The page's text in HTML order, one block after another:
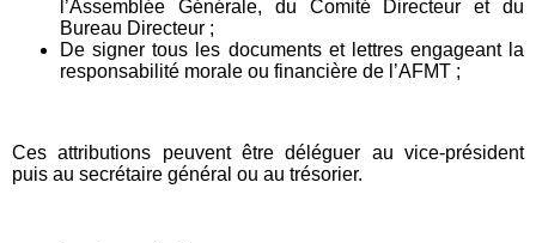
l’Assemblée Générale, du Comité Directeur et du
Bureau Directeur ;
De signer tous les documents et lettres engageant la
responsabilité morale ou financière de l’AFMT ;
Ces attributions peuvent être déléguer au vice-président
puis au secrétaire général ou au trésorier.